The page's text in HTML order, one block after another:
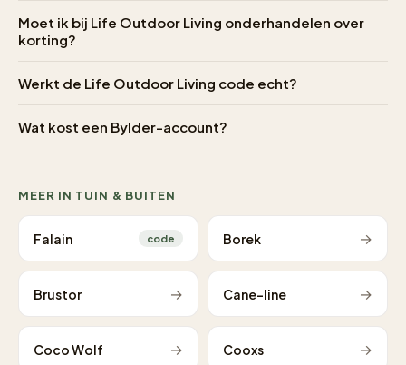
Moet ik bij Life Outdoor Living onderhandelen over
korting?
Werkt de Life Outdoor Living code echt?
Wat kost een Bylder-account?
MEER IN TUIN & BUITEN
Falain code Borek →
Brustor → Cane-line →
Coco Wolf → Cooxs →